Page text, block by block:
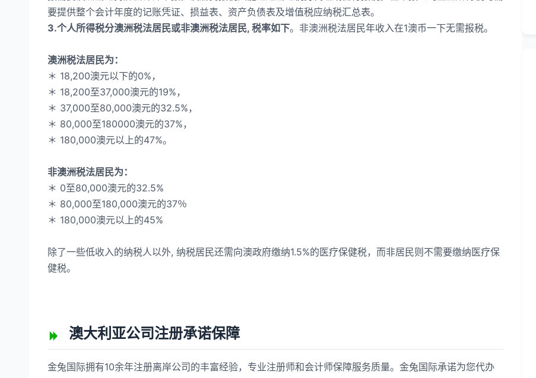
要提供整个会计年度的记账凭证、损益表、资产负债表及增值税应纳税汇总表。
3.个人所得税分澳洲税法居民或非澳洲税法居民, 税率如下。非澳洲税法居民年收入在1澳币一下无需报税。
澳洲税法居民为：
＊ 18,200澳元以下的0%，
＊ 18,200至37,000澳元的19%，
＊ 37,000至80,000澳元的32.5%，
＊ 80,000至180000澳元的37%，
＊ 180,000澳元以上的47%。
非澳洲税法居民为：
＊ 0至80,000澳元的32.5%
＊ 80,000至180,000澳元的37％
＊ 180,000澳元以上的45%
除了一些低收入的纳税人以外, 纳税居民还需向澳政府缴纳1.5%的医疗保健税，而非居民则不需要缴纳医疗保
健税。
澳大利亚公司注册承诺保障
金兔国际拥有10余年注册离岸公司的丰富经验，专业注册师和会计师保障服务质量。金兔国际承诺为您代办